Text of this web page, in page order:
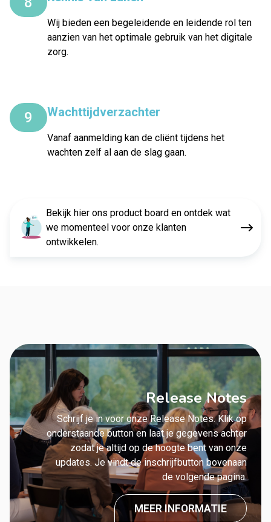
Wij bieden een begeleidende en leidende rol ten
aanzien van het optimale gebruik van het digitale
zorg.
9 Wachttijdverzachter
Vanaf aanmelding kan de cliënt tijdens het
wachten zelf al aan de slag gaan.
Bekijk hier ons product board en ontdek wat
we momenteel voor onze klanten
ontwikkelen.
Release Notes
Schrijf je in voor onze Release Notes. Klik op
onderstaande button en laat je gegevens achter
zodat je altijd op de hoogte bent van onze
updates. Je vindt de inschrijfbutton bovenaan
de volgende pagina.
MEER INFORMATIE